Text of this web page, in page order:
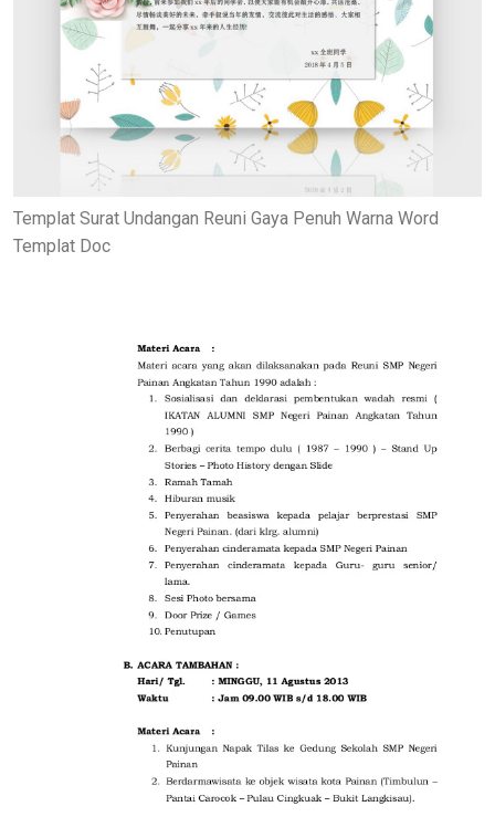
Templat Surat Undangan Reuni Gaya Penuh Warna Word
Templat Doc